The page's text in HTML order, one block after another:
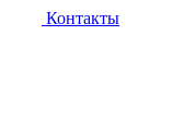
Контакты